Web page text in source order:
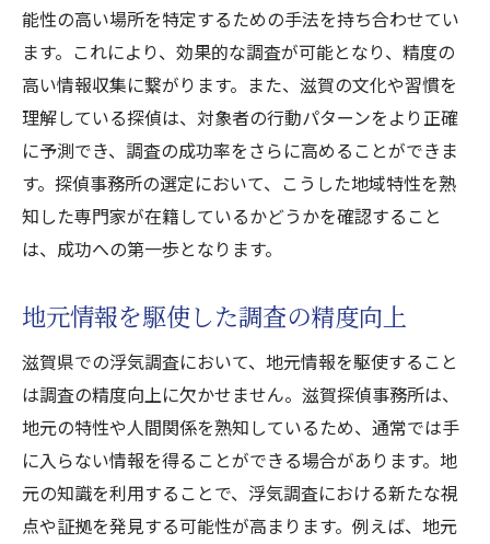
地域密着型の滋賀探偵事務所が提供する効果的
な浮気調査
地域密着型アプローチの利点
滋賀特有の環境を考慮した調査手法
地域密着型事務所の強みと実績
地元情報を活用した効果的な調査
地域密着型だからこその調査力
口コミで選ぶ滋賀探偵事務所がもたらす安心感
口コミを活用した探偵事務所の選び方
口コミから見える事務所の信頼性
評判の良い事務所の調査力
安心感をもたらす口コミの重要性
口コミ調査で得られる事務所情報
能性の高い場所を特定するための手法を持ち合わせてい
ます。これにより、効果的な調査が可能となり、精度の
高い情報収集に繋がります。また、滋賀の文化や習慣を
理解している探偵は、対象者の行動パターンをより正確
に予測でき、調査の成功率をさらに高めることができま
す。探偵事務所の選定において、こうした地域特性を熟
知した専門家が在籍しているかどうかを確認すること
は、成功への第一歩となります。
地元情報を駆使した調査の精度向上
滋賀県での浮気調査において、地元情報を駆使すること
は調査の精度向上に欠かせません。滋賀探偵事務所は、
地元の特性や人間関係を熟知しているため、通常では手
に入らない情報を得ることができる場合があります。地
元の知識を利用することで、浮気調査における新たな視
点や証拠を発見する可能性が高まります。例えば、地元